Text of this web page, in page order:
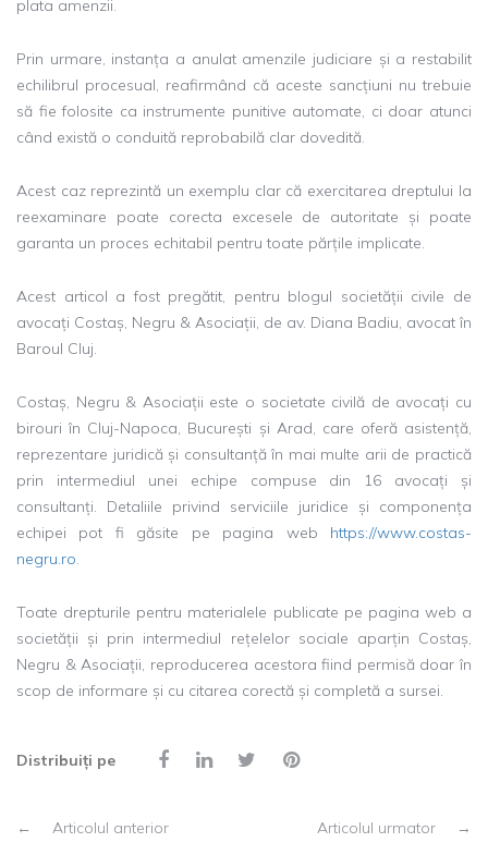
plata amenzii.
Prin urmare, instanța a anulat amenzile judiciare și a restabilit
echilibrul procesual, reafirmând că aceste sancțiuni nu trebuie
să fie folosite ca instrumente punitive automate, ci doar atunci
când există o conduită reprobabilă clar dovedită.
Acest caz reprezintă un exemplu clar că exercitarea dreptului la
reexaminare poate corecta excesele de autoritate și poate
garanta un proces echitabil pentru toate părțile implicate.
Acest articol a fost pregătit, pentru blogul societății civile de
avocați Costaș, Negru & Asociații, de av. Diana Badiu, avocat în
Baroul Cluj.
Costaș, Negru & Asociații este o societate civilă de avocați cu
birouri în Cluj-Napoca, București și Arad, care oferă asistență,
reprezentare juridică și consultanță în mai multe arii de practică
prin intermediul unei echipe compuse din 16 avocați și
consultanți. Detaliile privind serviciile juridice și componența
echipei pot fi găsite pe pagina web https://www.costas-
negru.ro.
Toate drepturile pentru materialele publicate pe pagina web a
societății și prin intermediul rețelelor sociale aparțin Costaș,
Negru & Asociații, reproducerea acestora fiind permisă doar în
scop de informare și cu citarea corectă și completă a sursei.
Distribuiți pe
← Articolul anterior Articolul urmator →